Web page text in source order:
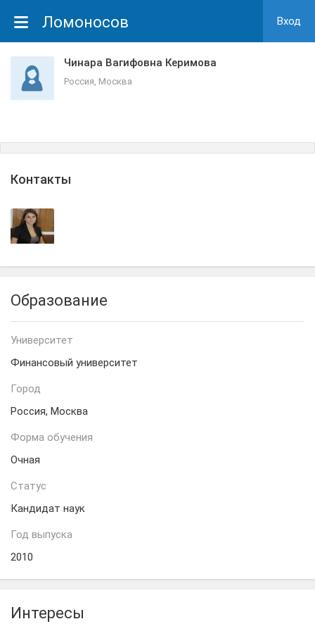
Ломоносов Вход
Чинара Вагифовна Керимова
Россия, Москва
Контакты
Образование
Университет
Финансовый университет
Город
Россия, Москва
Форма обучения
Очная
Статус
Кандидат наук
Год выпуска
2010
Интересы